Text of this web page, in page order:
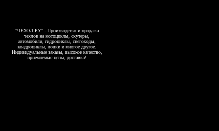
"ЧЕХОЛ.РУ" - Производство и продажа
чехлов на мотоциклы, скутеры,
автомобили, гидроциклы, снегоходы,
квадроциклы, лодки и многое другое.
Индивидуальные заказы, высокое качество,
приемлемые цены, доставка!